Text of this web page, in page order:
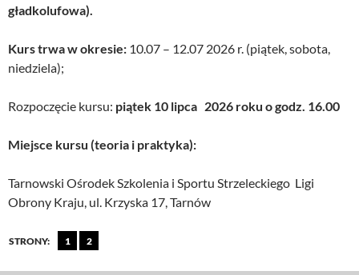
gładkolufowa).
Kurs trwa w okresie: 10.07 – 12.07 2026 r. (piątek, sobota,
niedziela);
Rozpoczęcie kursu: piątek 10 lipca 2026 roku o godz. 16.00
Miejsce kursu (teoria i praktyka):
Tarnowski Ośrodek Szkolenia i Sportu Strzeleckiego Ligi
Obrony Kraju, ul. Krzyska 17, Tarnów
STRONY: 1 2